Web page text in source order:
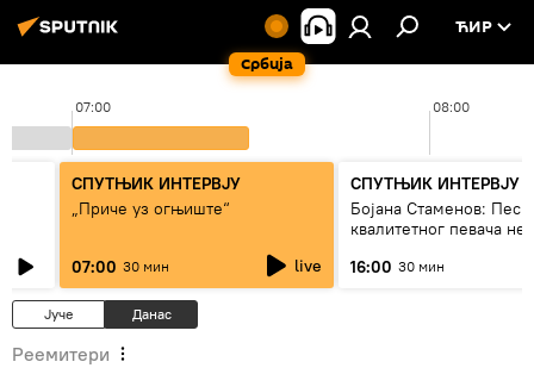
Србија
ЋИР
07:00 08:00
СПУТЊИК ИНТЕРВЈУ
„Приче уз огњиште“
07:00 30 мин live
СПУТЊИК ИНТЕРВЈУ
Бојана Стаменов:
квалитетног певача
16:00 30 мин
Јуче Данас
Реемитери